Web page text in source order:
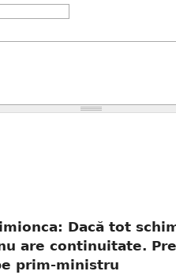
Dacă tot
are continuitate.
prim-ministru